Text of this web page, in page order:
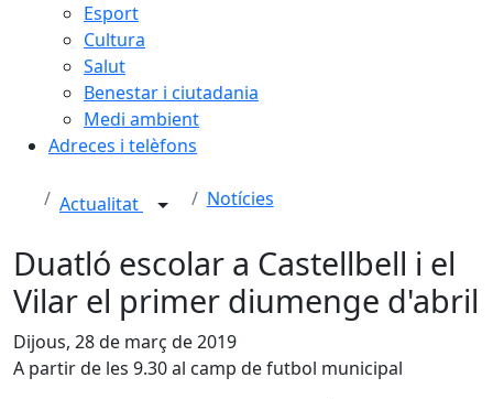
Esport
Cultura
Salut
Benestar i ciutadania
Medi ambient
Adreces i telèfons
Actualitat Notícies
Duatló escolar a Castellbell i el
Vilar el primer diumenge d'abril
Dijous, 28 de març de 2019
A partir de les 9.30 al camp de futbol municipal